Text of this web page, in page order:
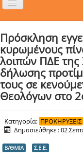
Εναλλαγή
ΝΕΑ
ΣΥΜΒΟΥΛΙΑ
ΕΥΡΩΠΑΪΚΑ
ΜΑΘΗΤΕΙΑ
ΔΡΑΣΕΙΣ
ΕΠΙΚΟΙΝΩΝΙΑ
Πρόσκληση
κυρωμένους
λοιπών ΠΔΕ
δήλωσης
τους σε
Θεολόγων στο
Κατηγορία: ΠΡΟΚΗΡΥΞΕΙΣ
Δημοσιεύθηκε : 02
Β/ΘΜΙΑ Σ.Ε.Ε.